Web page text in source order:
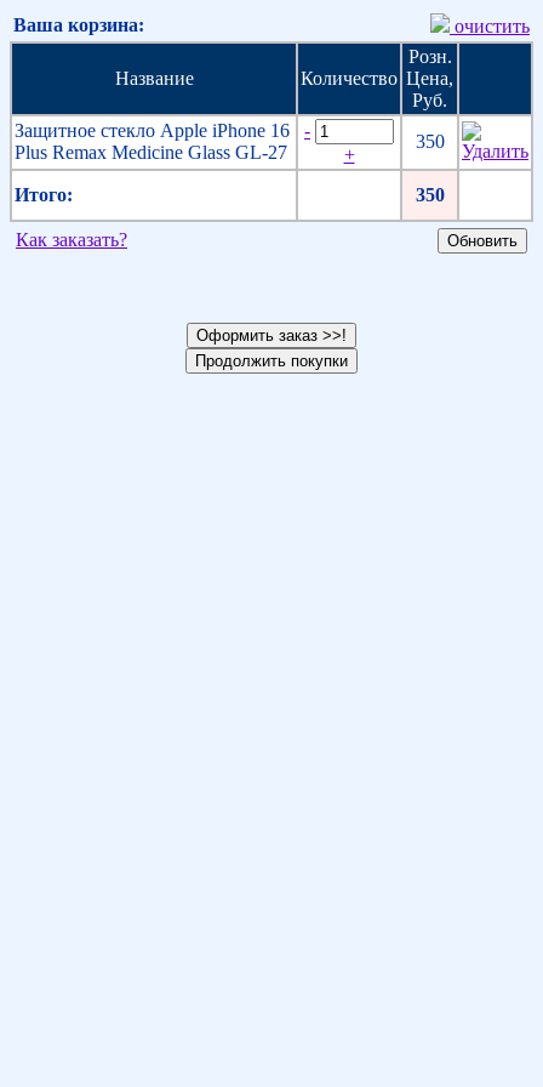
Ваша корзина: очистить
Название Количество
Розн.
Цена,
Руб.
Защитное стекло Apple iPhone 16
Plus Remax Medicine Glass GL-27
-
+
350
Итого: 350
Как заказать?